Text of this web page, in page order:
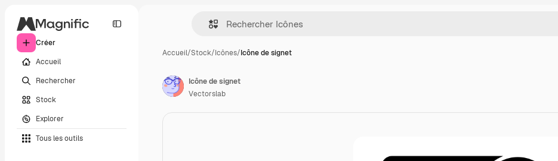
Créer
Accueil
Rechercher
Stock
Explorer
Tous les outils
Accueil/Stock/Icônes/Icône de signet
Icône de signet
Vectorslab